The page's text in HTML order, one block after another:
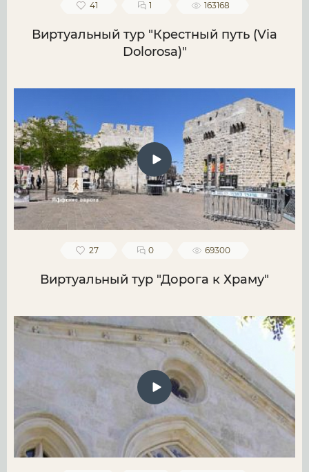
41 1 163168
Виртуальный тур "Крестный путь (Via
Dolorosa)"
27 0 69300
Виртуальный тур "Дорога к Храму"